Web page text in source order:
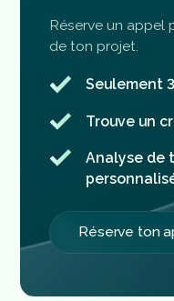
Réserve un appel
de ton projet.
Seulement
Trouve un
Analyse de
Réserve ton